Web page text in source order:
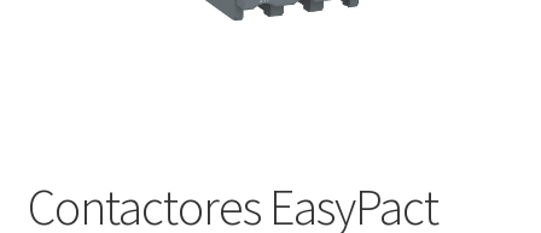
Contactores EasyPact